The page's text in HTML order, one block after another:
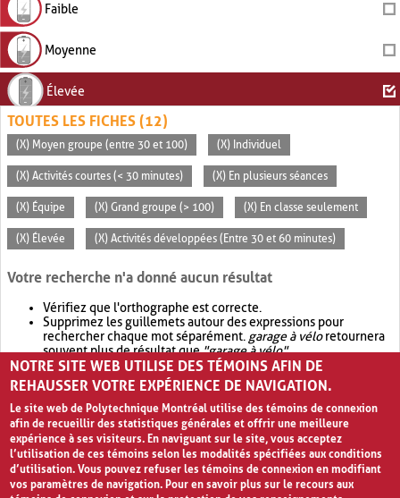
Faible
Moyenne
Élevée
TOUTES LES FICHES (12)
(X) Moyen groupe (entre 30 et 100) (X) Individuel
(X) Activités courtes (< 30 minutes) (X) En plusieurs séances
(X) Équipe (X) Grand groupe (> 100) (X) En classe seulement
(X) Élevée (X) Activités développées (Entre 30 et 60 minutes)
Votre recherche n'a donné aucun résultat
Vérifiez que l'orthographe est correcte.
Supprimez les guillemets autour des expressions pour
rechercher chaque mot séparément. garage à véloretournera
souvent plus de résultat que"garage à vélo".
Envisagez d'élargir votre recherche avec OR.garage OR vélo
retournera souvent plus de résultat quegarage à vélo
NOTRE SITE WEB UTILISE DES TÉMOINS AFIN DE
REHAUSSER VOTRE EXPÉRIENCE DE NAVIGATION.
Le site web de Polytechnique Montréal utilise des témoins de connexion
afin de recueillir des statistiques générales et offrir une meilleure
expérience à ses visiteurs. En naviguant sur le site, vous acceptez
l’utilisation de ces témoins selon les modalités spécifiées aux conditions
d’utilisation. Vous pouvez refuser les témoins de connexion en modifiant
vos paramètres de navigation. Pour en savoir plus sur le recours aux